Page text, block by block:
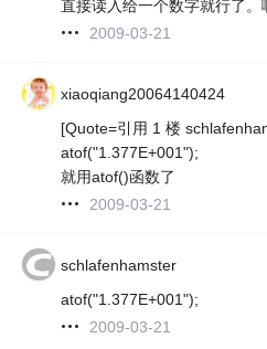
直接读入给一个数字就行了。
2009-03-21
xiaoqiang20064140424
[Quote=引用 1 楼
atof("1.377E+001");
就用atof()函数了
2009-03-21
schlafenhamster
atof("1.377E+001");
2009-03-21